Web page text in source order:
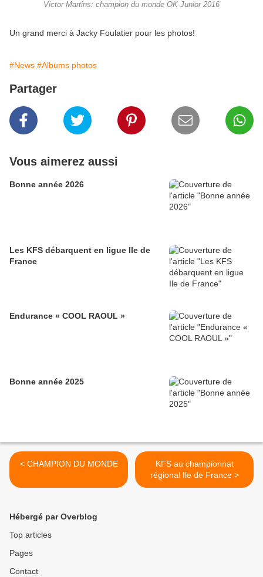
Victor Martins: champion du monde OK Junior 2016
Un grand merci à Jacky Foulatier pour les photos!
#News #Albums photos
Partager
Vous aimerez aussi
Bonne année 2026
Les KFS débarquent en ligue Ile de
France
Endurance « COOL RAOUL »
Bonne année 2025
< CHAMPION DU MONDE
KFS au championnat
régional Ile de France >
Hébergé par Overblog
Top articles
Pages
Contact